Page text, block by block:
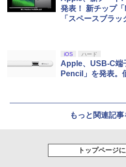
発表！ 新チップ
「スペースブラ
iOS ハード
Apple、USB-C端
Pencil」を発表。
もっと関連記事
トップページ